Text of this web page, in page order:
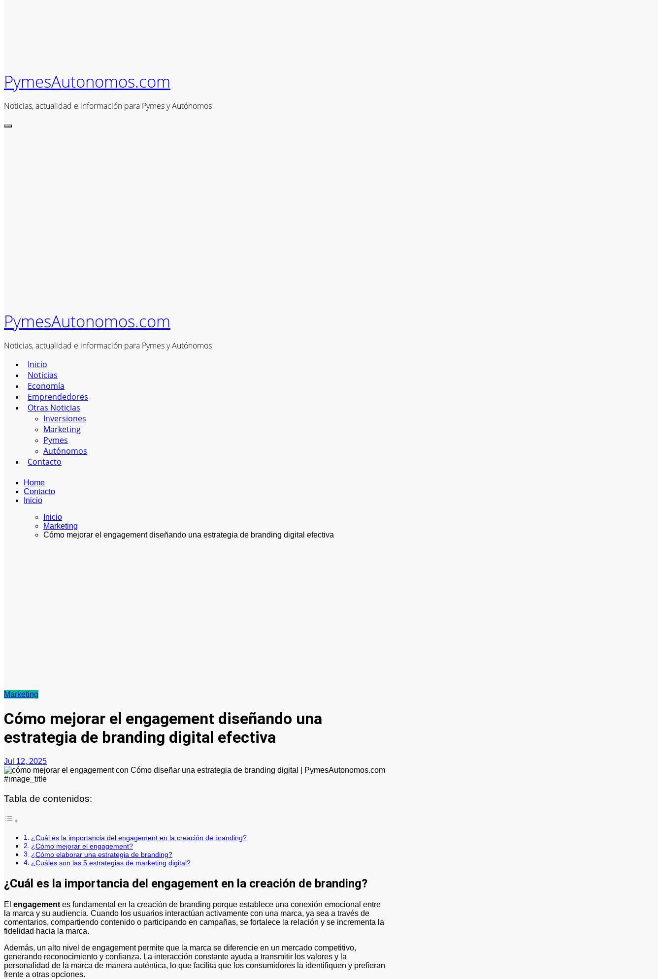
PymesAutonomos.com
Noticias, actualidad e información para Pymes y Autónomos
PymesAutonomos.com
Noticias, actualidad e información para Pymes y Autónomos
Inicio
Noticias
Economía
Emprendedores
Otras Noticias
Inversiones
Marketing
Pymes
Autónomos
Contacto
Home
Contacto
Inicio
Inicio
Marketing
Cómo mejorar el engagement diseñando una estrategia de branding digital efectiva
Marketing
Cómo mejorar el engagement diseñando una
estrategia de branding digital efectiva
Jul 12, 2025
#image_title
Tabla de contenidos:
¿Cuál es la importancia del engagement en la creación de branding?
¿Cómo mejorar el engagement?
¿Cómo elaborar una estrategia de branding?
¿Cuáles son las 5 estrategias de marketing digital?
¿Cuál es la importancia del engagement en la creación de branding?
engagement es fundamental en la creación de branding porque establece una conexión emocional entre
la marca y su audiencia. Cuando los usuarios interactúan activamente con una marca, ya sea a través de
comentarios, compartiendo contenido o participando en campañas, se fortalece la relación y se incrementa la
fidelidad hacia la marca.
Además, un alto nivel de engagement permite que la marca se diferencie en un mercado competitivo,
generando reconocimiento y confianza. La interacción constante ayuda a transmitir los valores y la
personalidad de la marca de manera auténtica, lo que facilita que los consumidores la identifiquen y prefieran
frente a otras opciones.